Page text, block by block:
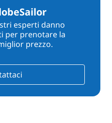
esperti danno
per prenotare la
prezzo.